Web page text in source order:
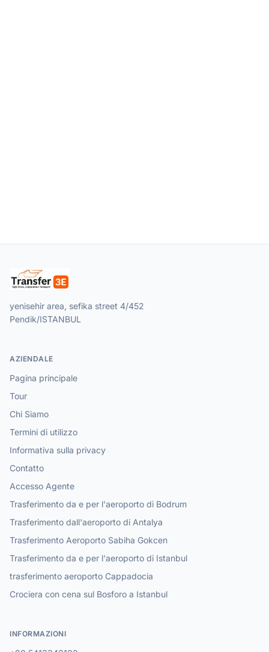
yenisehir area, sefika street 4/452
Pendik/ISTANBUL
AZIENDALE
Pagina principale
Tour
Chi Siamo
Termini di utilizzo
Informativa sulla privacy
Contatto
Accesso Agente
Trasferimento da e per l'aeroporto di Bodrum
Trasferimento dall'aeroporto di Antalya
Trasferimento Aeroporto Sabiha Gokcen
Trasferimento da e per l'aeroporto di Istanbul
trasferimento aeroporto Cappadocia
Crociera con cena sul Bosforo a Istanbul
INFORMAZIONI